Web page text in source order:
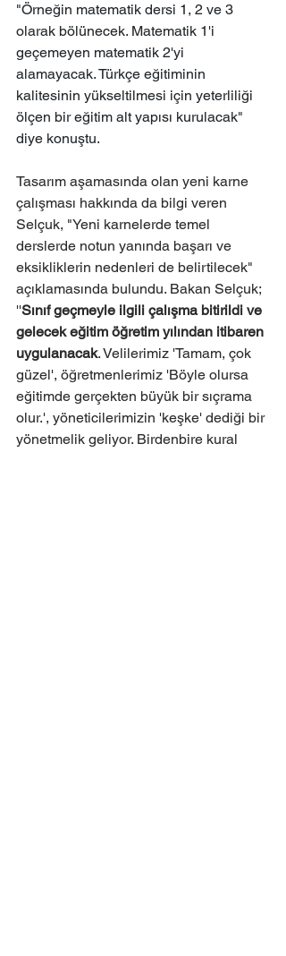
"Örneğin matematik dersi 1, 2 ve 3
olarak bölünecek. Matematik 1'i
geçemeyen matematik 2'yi
alamayacak. Türkçe eğitiminin
kalitesinin yükseltilmesi için yeterliliği
ölçen bir eğitim alt yapısı kurulacak"
diye konuştu.
Tasarım aşamasında olan yeni karne
çalışması hakkında da bilgi veren
Selçuk, "Yeni karnelerde temel
derslerde notun yanında başarı ve
eksikliklerin nedenleri de belirtilecek"
açıklamasında bulundu. Bakan Selçuk;
''Sınıf geçmeyle ilgili çalışma bitirildi ve
gelecek eğitim öğretim yılından itibaren
uygulanacak. Velilerimiz 'Tamam, çok
güzel', öğretmenlerimiz 'Böyle olursa
eğitimde gerçekten büyük bir sıçrama
olur.', yöneticilerimizin 'keşke' dediği bir
yönetmelik geliyor. Birdenbire kural